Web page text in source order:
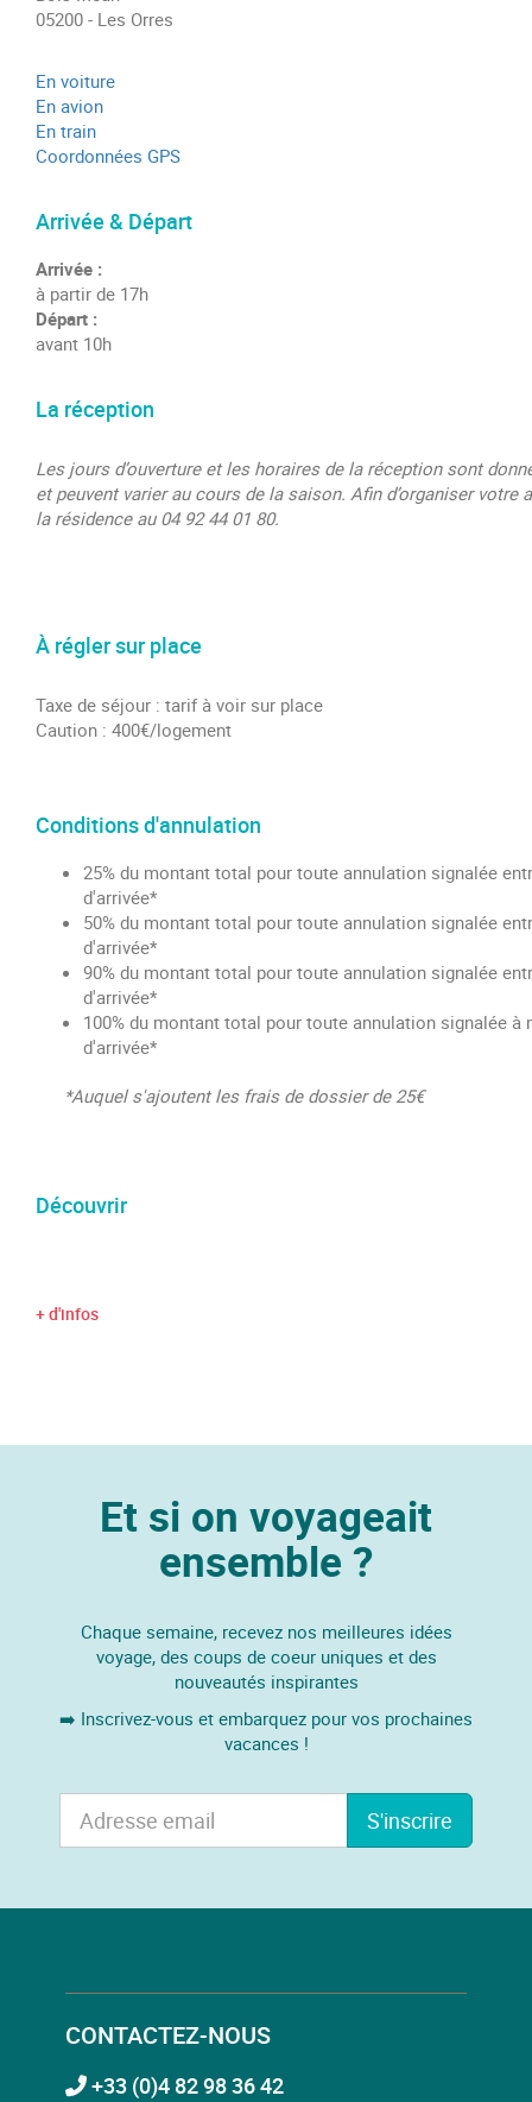
05200 - Les Orres
En voiture
En avion
En train
Coordonnées GPS
Arrivée & Départ
Arrivée :
à partir de 17h
Départ :
avant 10h
La réception
Les jours d’ouverture et les horaires de la réception sont
et peuvent varier au cours de la saison. Afin d’organiser votre
la résidence au 04 92 44 01 80.
À régler sur place
Taxe de séjour : tarif à voir sur place
Caution : 400€/logement
Conditions d'annulation
25% du montant total pour toute annulation signalée
d'arrivée*
50% du montant total pour toute annulation signalée
d'arrivée*
90% du montant total pour toute annulation signalée
d'arrivée*
100% du montant total pour toute annulation signalée à
d'arrivée*
*Auquel s'ajoutent les frais de dossier de 25€
Découvrir
+ d'infos
Et si on voyageait
ensemble ?
Chaque semaine, recevez nos meilleures idées
voyage, des coups de coeur uniques et des
nouveautés inspirantes
➡️ Inscrivez-vous et embarquez pour vos prochaines
vacances !
S'inscrire
CONTACTEZ-NOUS
+33 (0)4 82 98 36 42